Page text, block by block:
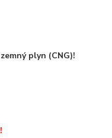
plyn (CNG)!